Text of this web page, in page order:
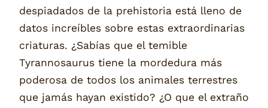
despiadados de la prehistoria está lleno de
datos increíbles sobre estas extraordinarias
criaturas. ¿Sabías que el temible
Tyrannosaurus tiene la mordedura más
poderosa de todos los animales terrestres
que jamás hayan existido? ¿O que el extraño